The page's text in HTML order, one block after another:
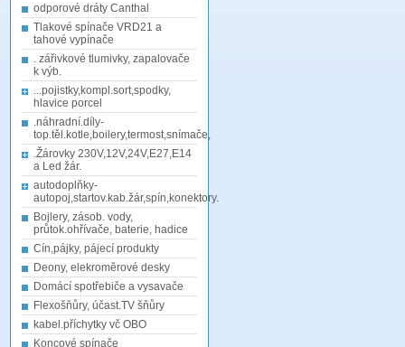
odporové dráty Canthal
Tlakové spínače VRD21 a
tahové vypínače
. zářivkové tlumivky, zapalovače
k výb.
...pojistky,kompl.sort,spodky,
hlavice porcel
.náhradní.díly-
top.těl.kotle,boilery,termost,snímače,
.Žárovky 230V,12V,24V,E27,E14
a Led žár.
autodoplňky-
autopoj,startov.kab.žár,spín,konektory.
Bojlery, zásob. vody,
průtok.ohřívače, baterie, hadice
Cín,pájky, pájecí produkty
Deony, elekroměrové desky
Domácí spotřebiče a vysavače
Flexošňůry, účast.TV šňůry
kabel.příchytky vč OBO
Koncové spínače